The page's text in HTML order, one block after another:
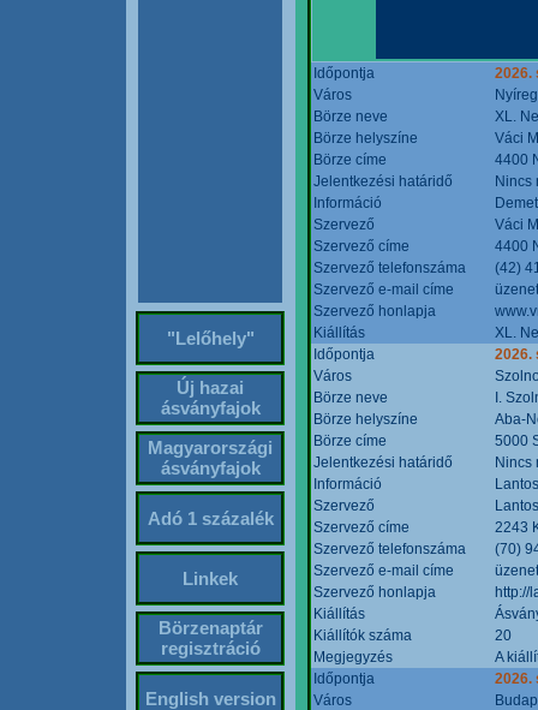
"Lelőhely"
Új hazai
ásványfajok
Magyarországi
ásványfajok
Adó 1 százalék
Linkek
Börzenaptár
regisztráció
English version
Időpontja
2026.
Város
Börze neve
XL.
Börze helyszíne
Váci
Börze címe
4400
Jelentkezési határidő
Nincs
Információ
Szervező
Váci
Szervező címe
4400
Szervező telefonszáma
(42)
Szervező e-mail címe
Szervező honlapja
Kiállítás
XL.
Időpontja
2026.
Város
Börze neve
I.
Börze helyszíne
Aba-
Börze címe
5000
Jelentkezési határidő
Nincs
Információ
Szervező
Szervező címe
2243
Szervező telefonszáma
(70)
Szervező e-mail címe
Szervező honlapja
http://
Kiállítás
Kiállítók száma
20
Megjegyzés
A
Időpontja
2026.
Város